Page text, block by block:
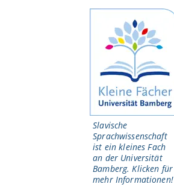
Slavische
Sprachwissenschaft
ist ein kleines Fach
an der Universität
Bamberg. Klicken für
mehr Informationen!